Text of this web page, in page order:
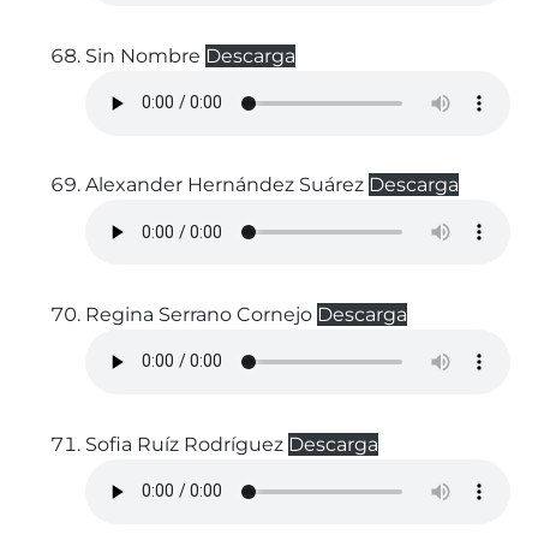
Sin Nombre Descarga
Alexander Hernández Suárez Descarga
Regina Serrano Cornejo Descarga
Sofia Ruíz Rodríguez Descarga